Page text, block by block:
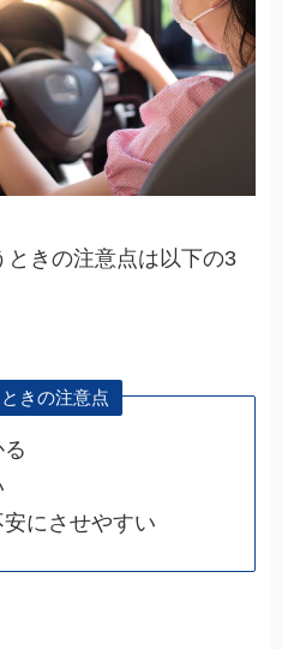
きの注意点は以下の3
きの注意点
にさせやすい